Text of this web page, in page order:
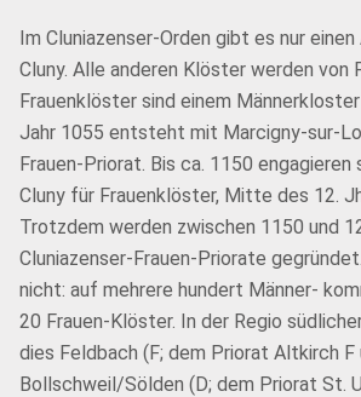
Im Cluniazenser-Orden gibt es nur
Cluny. Alle anderen Klöster werden von
Frauenklöster sind einem
Jahr 1055 entsteht mit Marcigny-sur-
Frauen-Priorat. Bis ca. 1150
Cluny für Frauenklöster, Mitte des 12.
Trotzdem werden zwischen 1150 und
Cluniazenser-Frauen-Priorate
nicht: auf mehrere hundert Männer-
20 Frauen-Klöster. In der Regio
dies Feldbach (F; dem Priorat Altkirch
Bollschweil/Sölden (D; dem Priorat St.